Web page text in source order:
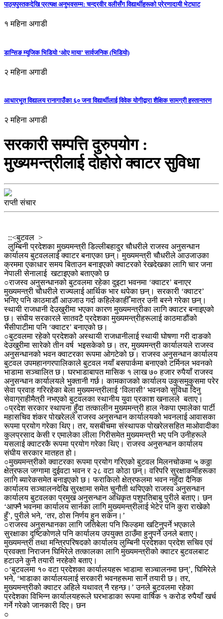
पाठ्यपुस्तकदेखि प्रत्यक्ष अनुभवसम्म: चन्द्रवीर वलीसँग विद्यार्थीहरूको प्रेरणादायी भेटघाट
१ महिना अगाडी
डान्सिङ म्युजिक भिडियो ‘ओए माया’ सार्वजनिक (भिडियो)
२ महिना अगाडी
आधारभूत विद्यालय रानागाउँका ६० जना विद्यार्थीलाई विवेक योगीद्वारा शैक्षिक सामग्री हस्तान्तरण
२ महिना अगाडी
सरकारी सम्पत्ति दुरुपयोग :
मुख्यमन्त्रीलाई दोहोरो क्वाटर सुविधा
राप्ती संचार
::<बुटवल >
लुम्बिनी प्रदेशका मुख्यमन्त्री डिल्लीबहादुर चौधरीले राजस्व अनुसन्धान
कार्यालय बुटवललाई क्वाटर बनाएका छन्। मुख्यमन्त्री चौधरीले आउजाउका
क्रममा एकाधार समय बिताउन बनाइएको क्वाटरको रेखदेखका लागि चार जना
नेपाली सेनालाई खटाइएको बताएकाे छ
○राजस्व अनुसन्धानको बुटवलमा रहेका दुइटा भवनमा ‘क्वाटर’ बनाएर
मुख्यमन्त्री चौधरीले राज्यलाई आर्थिक भार थपेका छन्। सरकारी ‘क्वाटर’
भनिए पनि काठमाडौं आउजाउ गर्दा कहिलेकाहीँ मात्र उनी बस्ने गरेका छन्।
स्थायी राजधानी देउखुरीमा भएका कारण मुख्यमन्त्रीका लागि क्वाटर बनाइएको
छ। संघीय सरकारले सातवटै प्रदेशका मुख्यमन्त्रीहरूलाई काठमाडौंको
भैंसीपाटीमा पनि ‘क्वाटर’ बनाएको छ।
○बुटवलमा रहेको प्रदेशको अस्थायी राजधानीलाई स्थायी घोषणा गरी दाङको
देउखुरीमा सारेको तीन वर्ष भइसकेको छ। तर, मुख्यमन्त्री कार्यालयले राजस्व
अनुसन्धानको भवन क्वाटरका रूपमा ओगटेको छ। राजस्व अनुसन्धान कार्यालय
बुटवल उपमहानगरपालिकाले बुटवल नयाँ बसपार्कमा बनाएको टर्मिनल भवनको
भाडामा सञ्चालित छ। घरभाडाबापत मासिक १ लाख ७० हजार रुपैयाँ राजस्व
अनुसन्धान कार्यालयले भुक्तानी गर्छ। कामकाजको कार्यालय उकुसमुकुसमा परेर
सेवा प्रवाह गरिरहेका बेला मुख्यमन्त्रीलाई ‘विलासी’ भवनको सुविधा दिनु
सेवाग्राहीमैत्री नभएको बुटवलका स्थानीय युवा प्रकाश खनालले बताए।
○प्रदेश सरकार स्थापना हुँदा तत्कालीन मुख्यमन्त्री हाल नेकपा एमालेका पार्टी
महासचिव शंकर पोखरेलले राजस्व अनुसन्धान कार्यालयको भवनलाई आवासका
रूपमा प्रयोग गरेका थिए। तर, यसबीचमा संस्थापक पोखरेलसहित माओवादीका
कुलप्रसाद केसी र एमालेका लीला गिरीसमेत मुख्यमन्त्री भए पनि उनीहरूले
यसलाई क्वाटरकै रूपमा प्रयोग गरेका थिए। राजस्व अनुसन्धान कार्यालय
संघीय सरकार मातहत हो।
○मुख्यमन्त्रीको क्वाटरका रूपमा प्रयोग गरिएको बुटवल मिलनचोकमा ५ कठ्ठा
क्षेत्रफल जग्गामा दुईवटा भवन र २८ वटा कोठा छन्। वरिपरि सुरक्षाकर्मीहरूका
लागि ब्यारेकसमेत बनाइएको छ। फराकिलो क्षेत्रफलमा भवन नहुँदा दैनिक
कार्यालय सञ्चालनदेखि सुरक्षामा समेत चुनौती थपिएको राजस्व अनुसन्धान
कार्यालय बुटवलका प्रमुख अनुसन्धान अधिकृत पशुपतिबाबु पुरीले बताए। छन
‘आफ्नै भवनमा कार्यालय सार्नका लागि मुख्यमन्त्रीलाई भेटेर पनि कुरा राखेको
हुँ’, पुरीले भने, ‘तर, ठोस निर्णय हुन सकेन।’
○राजस्व अनुसन्धानका लागि जतिबेला पनि फिल्डमा खटिनुपर्ने भएकाले
सुरक्षाका दृष्टिकोणले पनि कार्यालय उपयुक्त ठाउँमा हुनुपर्ने उनले बताए।
मुख्यमन्त्री तथा मन्त्रिपरिषदको कार्यालय लुम्बिनी प्रदेशका प्रदेश सचिव एवं
प्रवक्ता निराजन घिमिरेले तत्कालका लागि मुख्यमन्त्रीको क्वाटर बुटवलबाट
हटाउने कुनै तयारी नरहेको बताए।
○‘बुटवलमा १० वटा प्रदेशका कार्यालयहरू भाडामा सञ्चालनमा छन्’, घिमिरेले
भने, ‘भाडाका कार्यालयलाई सरकारी भवनहरूमा सार्ने तयारी छ। तर,
मुख्यमन्त्रीको क्वाटर अहिले यथावत् नै रहन्छ।’ उनले बुटवलमा रहेका
प्रदेशका विभिन्न कार्यालयहरूले घरभाडाका रूपमा वार्षिक १ करोड रुपैयाँ खर्च
गर्ने गरेको जानकारी दिए। छन
○